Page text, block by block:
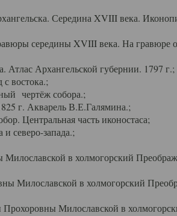
Середина XVIII века.
середины XVIII века. На гравюре
Архангельской губернии. 1797 г.;
востока.;
чертёж собора.;
г. Акварель В.Е.Галямина.;
Центральная часть иконостаса;
северо-запада.;
в холмогорский
Милославской в холмогорский
Милославской в